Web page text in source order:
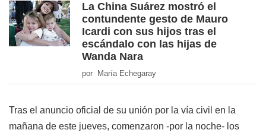
La China Suárez mostró el
contundente gesto de Mauro
Icardi con sus hijos tras el
escándalo con las hijas de
Wanda Nara
por María Echegaray
Tras el anuncio oficial de su unión por la vía civil en la
mañana de este jueves, comenzaron -por la noche- los